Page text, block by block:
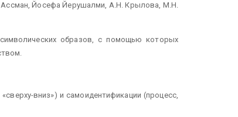
Ассман, Йосефа Йерушалми, А.Н. Крылова, М.Н.
символических образов, с помощью которых
вниз») и самоидентификации (процесс,